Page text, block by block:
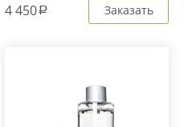
4 450a Заказать